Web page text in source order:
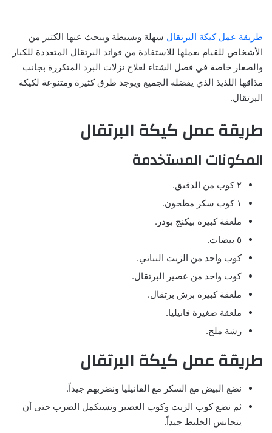
طريقة عمل كيكة البرتقال سهلة وبسيطة ويبحث عنها الكثير من
الأشخاص للقيام بعملها للاستفادة من فوائد البرتقال المتعددة للكبار
والصغار خاصة في فصل الشتاء لعلاج نزلات البرد المتكررة بجانب
مذاقها اللذيذ الذي يفضله الجميع ويوجد طرق كثيرة ومتنوعة لكيكة
البرتقال.
طريقة عمل كيكة البرتقال
المكونات المستخدمة
٢ كوب من الدقيق.
١ كوب سكر مطحون.
ملعقة كبيرة بيكنج بودر.
٥ بيضات.
كوب واحد من الزيت النباتي.
كوب واحد من عصير البرتقال.
ملعقة كبيرة برش برتقال.
ملعقة صغيرة فانيليا.
رشة ملح.
طريقة عمل كيكة البرتقال
نضع البيض مع السكر مع الفانيليا ونضربهم جيداً.
ثم نضع كوب الزيت وكوب العصير ونستكمل الضرب حتى أن
يتجانس الخليط جيداً.